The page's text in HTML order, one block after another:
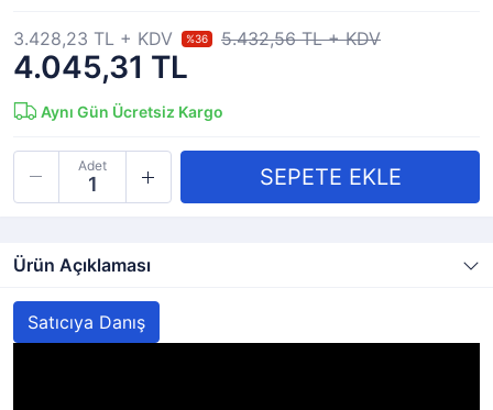
4.045,31 TL
3.428,23 TL + KDV %36 5.432,56 TL + KDV
Aynı Gün Ücretsiz Kargo
Adet
Ürün Açıklaması
Satıcıya Danış